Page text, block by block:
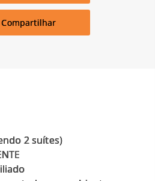
Compartilhar
2 suítes)